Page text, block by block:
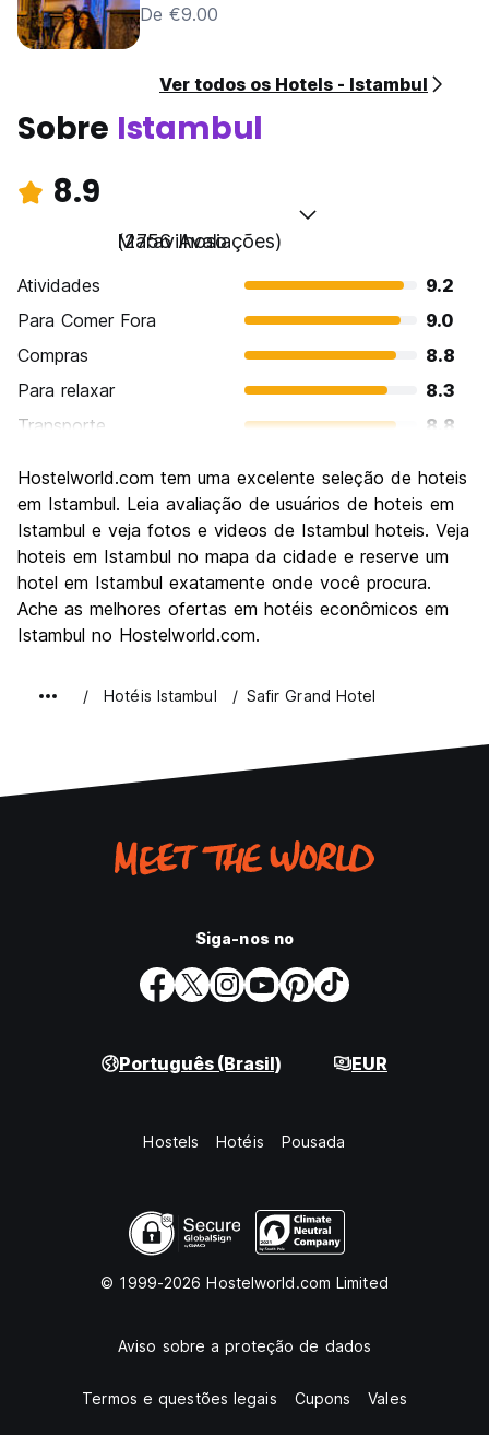
De €9.00
Ver todos os Hotels - Istambul
Sobre Istambul
8.9
Maravilhoso
(2756 Avaliações)
Atividades
9.2
Para Comer Fora
9.0
Compras
8.8
Para relaxar
8.3
Transporte
8.8
Cultura
9.6
Festas / vida noturna
8.3
Custo-beneficio
8.6
Hostelworld.com tem uma excelente seleção de hoteis
em Istambul. Leia avaliação de usuários de hoteis em
Istambul e veja fotos e videos de Istambul hoteis. Veja
hoteis em Istambul no mapa da cidade e reserve um
hotel em Istambul exatamente onde você procura.
Ache as melhores ofertas em hotéis econômicos em
Istambul no Hostelworld.com.
Hotéis Istambul Safir Grand Hotel
Siga-nos no
Português (Brasil) EUR
Hostels Hotéis Pousada
© 1999-2026 Hostelworld.com Limited
Aviso sobre a proteção de dados
Termos e questões legais Cupons Vales